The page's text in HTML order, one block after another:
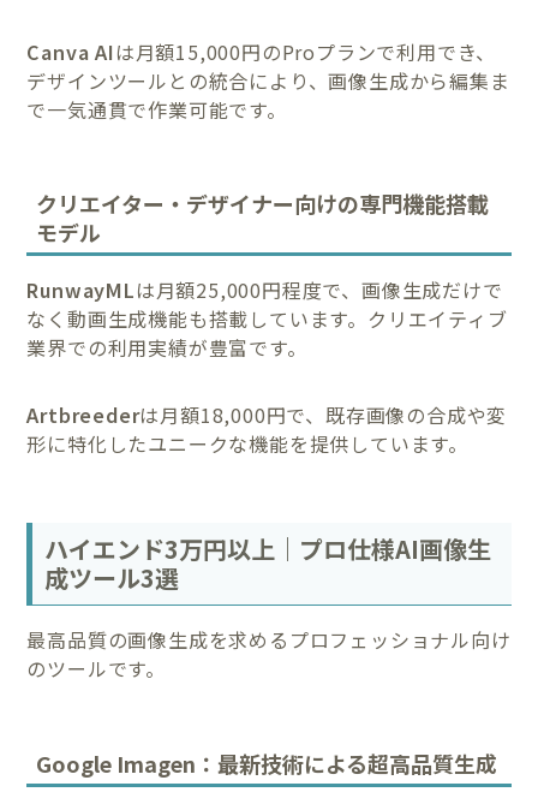
Canva AIは月額15,000円のProプランで利用でき、
デザインツールとの統合により、画像生成から編集ま
で一気通貫で作業可能です。
クリエイター・デザイナー向けの専門機能搭載
モデル
RunwayMLは月額25,000円程度で、画像生成だけで
なく動画生成機能も搭載しています。クリエイティブ
業界での利用実績が豊富です。
Artbreederは月額18,000円で、既存画像の合成や変
形に特化したユニークな機能を提供しています。
ハイエンド3万円以上｜プロ仕様AI画像生
成ツール3選
最高品質の画像生成を求めるプロフェッショナル向け
のツールです。
Google Imagen：最新技術による超高品質生成